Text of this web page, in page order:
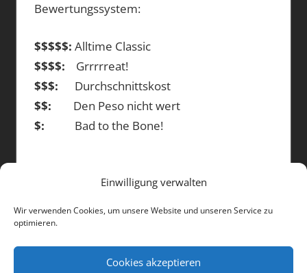
Einwilligung verwalten
Wir verwenden Cookies, um unsere Website und unseren Service zu
optimieren.
Cookies akzeptieren
Bewertungssystem:
$$$$$: Alltime Classic
$$$$: Grrrrreat!
$$$: Durchschnittskost
$$: Den Peso nicht wert
$: Bad to the Bone!
DIE BEITRÄGE